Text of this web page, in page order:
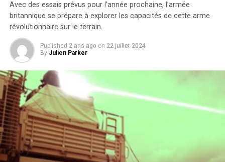
Avec des essais prévus pour l’année prochaine, l’armée
britannique se prépare à explorer les capacités de cette arme
révolutionnaire sur le terrain.
Published 2 ans ago on 22 juillet 2024
By Julien Parker